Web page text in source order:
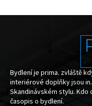
Bydlení je prima. zvláště
interiérové doplňky jsou
Skandinávském stylu.
časopis o bydlení.